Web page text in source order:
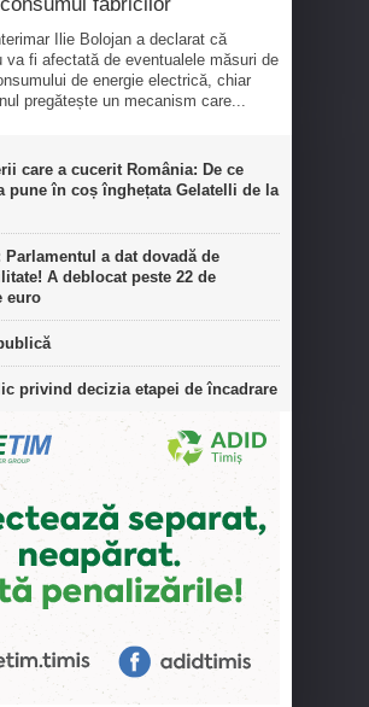
Ilie Bolojan a declarat că
va fi afectată de eventualele măsuri de
de energie electrică, chiar
pregătește un mecanism care...
care a cucerit România: De ce
pune în coș înghețata Gelatelli de la
Parlamentul a dat dovadă de
A deblocat peste 22 de
euro
privind decizia etapei de încadrare